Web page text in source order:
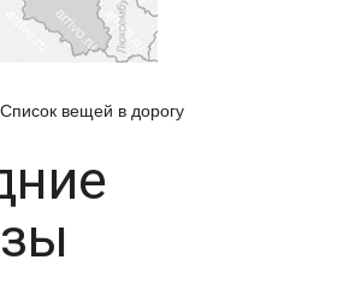
Список вещей в дорогу